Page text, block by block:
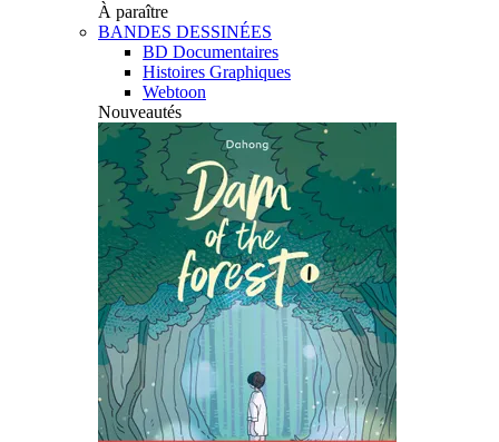
À paraître
BANDES DESSINÉES
BD Documentaires
Histoires Graphiques
Webtoon
Nouveautés